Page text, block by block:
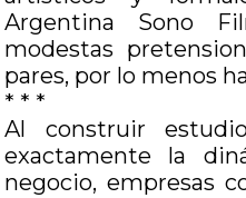
Argentina Sono
modestas
pares, por lo menos
* * *
Al construir
exactamente la
negocio, empresas